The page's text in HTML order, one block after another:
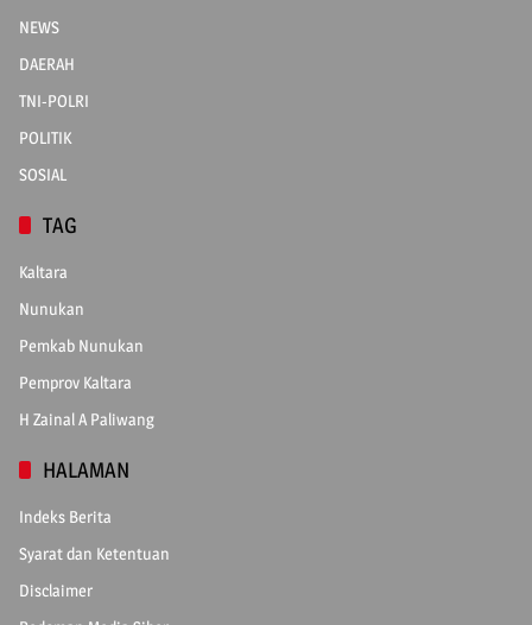
NEWS
DAERAH
TNI-POLRI
POLITIK
SOSIAL
TAG
Kaltara
Nunukan
Pemkab Nunukan
Pemprov Kaltara
H Zainal A Paliwang
HALAMAN
Indeks Berita
Syarat dan Ketentuan
Disclaimer